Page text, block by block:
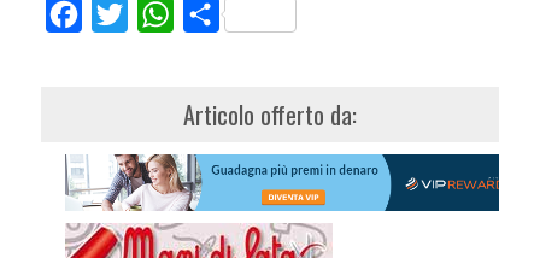
FacebookTwitterWhatsApp
Share
Articolo offerto da: